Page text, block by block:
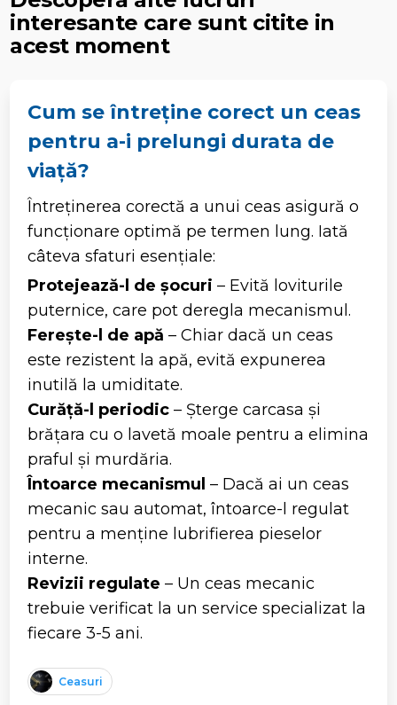
interesante care sunt citite in
acest moment
Cum se întreține corect un ceas
pentru a-i prelungi durata de
viață?
Întreținerea corectă a unui ceas asigură o
funcționare optimă pe termen lung. Iată
câteva sfaturi esențiale:
Protejează-l de șocuri – Evită loviturile
puternice, care pot deregla mecanismul.
Ferește-l de apă – Chiar dacă un ceas
este rezistent la apă, evită expunerea
inutilă la umiditate.
Curăță-l periodic – Șterge carcasa și
brățara cu o lavetă moale pentru a elimina
praful și murdăria.
Întoarce mecanismul – Dacă ai un ceas
mecanic sau automat, întoarce-l regulat
pentru a menține lubrifierea pieselor
interne.
Revizii regulate – Un ceas mecanic
trebuie verificat la un service specializat la
fiecare 3-5 ani.
Ceasuri